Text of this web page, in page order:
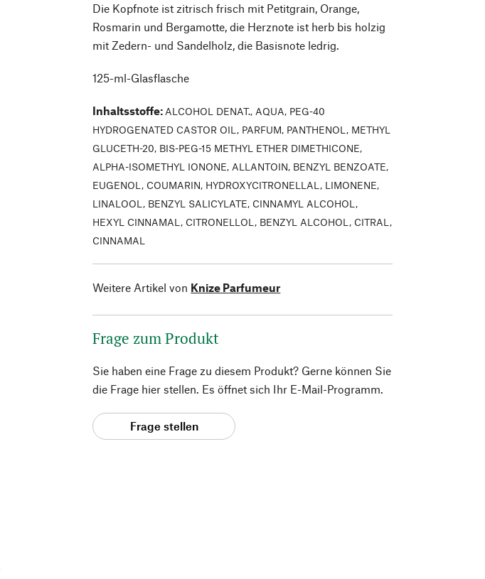
Die Kopfnote ist zitrisch frisch mit Petitgrain, Orange,
Rosmarin und Bergamotte, die Herznote ist herb bis holzig
mit Zedern- und Sandelholz, die Basisnote ledrig.
125-ml-Glasflasche
Inhaltsstoffe: ALCOHOL DENAT., AQUA, PEG-40
HYDROGENATED CASTOR OIL, PARFUM, PANTHENOL, METHYL
GLUCETH-20, BIS-PEG-15 METHYL ETHER DIMETHICONE,
ALPHA-ISOMETHYL IONONE, ALLANTOIN, BENZYL BENZOATE,
EUGENOL, COUMARIN, HYDROXYCITRONELLAL, LIMONENE,
LINALOOL, BENZYL SALICYLATE, CINNAMYL ALCOHOL,
HEXYL CINNAMAL, CITRONELLOL, BENZYL ALCOHOL, CITRAL,
CINNAMAL
Weitere Artikel von Knize Parfumeur
Frage zum Produkt
Sie haben eine Frage zu diesem Produkt? Gerne können Sie
die Frage hier stellen. Es öffnet sich Ihr E-Mail-Programm.
Frage stellen